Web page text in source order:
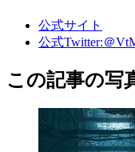
公式サイト
公式Twitter:＠
この記事の写